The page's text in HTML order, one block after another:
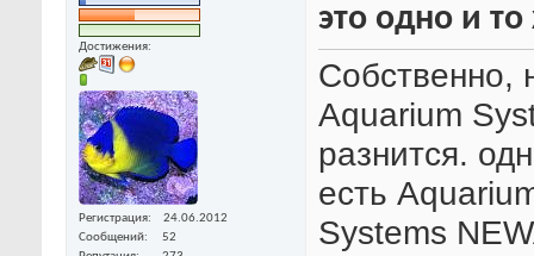
Достижения:
Регистрация
24.06.2012
Сообщений
52
это одно и
Собственно,
Aquarium
разнится.
есть
Systems